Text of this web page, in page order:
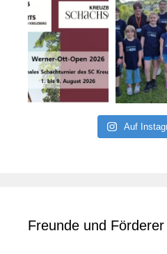
Auf
Freunde und Förderer